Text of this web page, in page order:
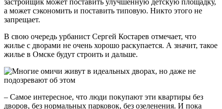
а может сэкономить и поставить типовую. Никто этого не
запрещает.
В свою очередь урбанист Сергей Костарев отмечает, что
жилье с дворами не очень хорошо раскупается. А значит, такое
жилье в Омске будут строить и дальше.
– Самое интересное, что люди покупают эти квартиры без
дворов, без нормальных парковок, без озеленения. И пока